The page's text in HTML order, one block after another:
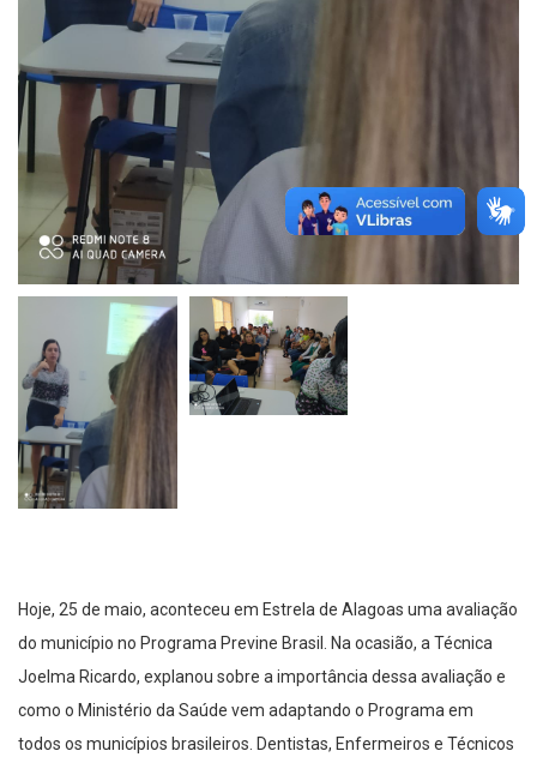
Hoje, 25 de maio, aconteceu em Estrela de Alagoas uma avaliação
do município no Programa Previne Brasil. Na ocasião, a Técnica
Joelma Ricardo, explanou sobre a importância dessa avaliação e
como o Ministério da Saúde vem adaptando o Programa em
todos os municípios brasileiros. Dentistas, Enfermeiros e Técnicos